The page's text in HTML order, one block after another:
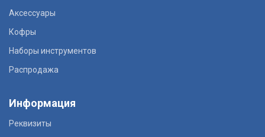
Аксессуары
Кофры
Наборы инструментов
Распродажа
Информация
Реквизиты